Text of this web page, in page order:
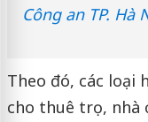
Công an TP.
Theo đó, các loại
cho thuê trọ, nhà